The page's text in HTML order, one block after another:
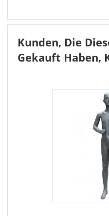
Kunden, Die
Gekauft Haben,